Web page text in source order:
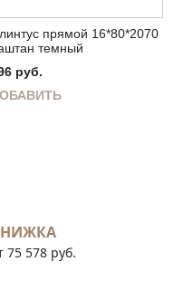
прямой 16*80*2070
темный
руб.
75 578 руб.